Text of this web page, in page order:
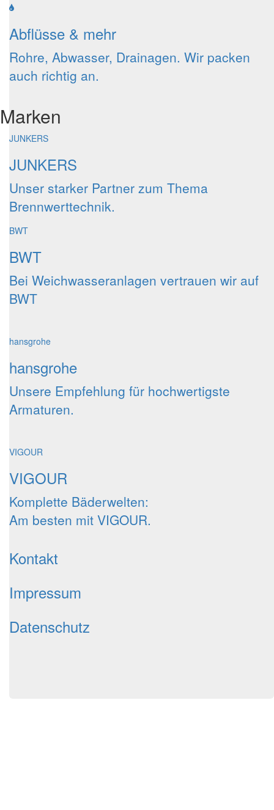
Abflüsse & mehr
Rohre, Abwasser, Drainagen. Wir packen
auch richtig an.
Marken
JUNKERS
JUNKERS
Unser starker Partner zum Thema
Brennwerttechnik.
BWT
BWT
Bei Weichwasseranlagen vertrauen wir auf
BWT
hansgrohe
hansgrohe
Unsere Empfehlung für hochwertigste
Armaturen.
VIGOUR
VIGOUR
Komplette Bäderwelten:
Am besten mit VIGOUR.
Kontakt
Impressum
Datenschutz